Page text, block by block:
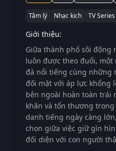
Tâm lý Nhạc kịch TV
Giới thiệu:
Giữa thành phố sôi động
luôn được theo đuổi,
đà nổi tiếng cùng những
đối mặt với áp lực khổng
bên ngoài hoàn toàn trái
khăn và tổn thương
danh tiếng ngày càng
chọn giữa việc giữ gìn
đối diện với con người